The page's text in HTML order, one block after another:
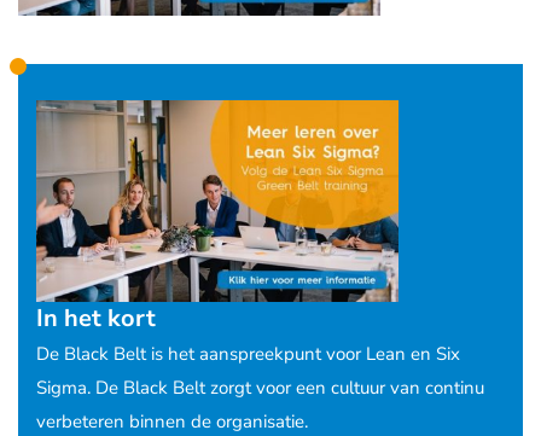
In het kort
De Black Belt is het aanspreekpunt voor Lean en Six
Sigma. De Black Belt zorgt voor een cultuur van continu
verbeteren binnen de organisatie.